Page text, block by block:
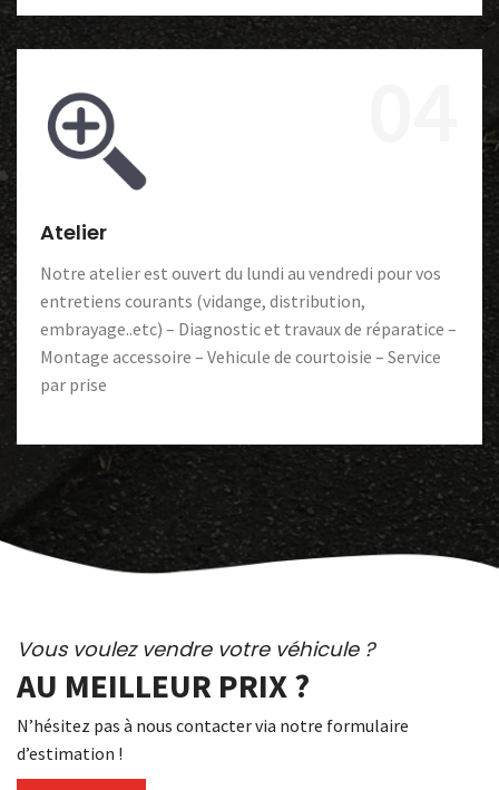
Atelier
Notre atelier est ouvert du lundi au vendredi pour vos
entretiens courants (vidange, distribution,
embrayage..etc) – Diagnostic et travaux de réparatice –
Montage accessoire – Vehicule de courtoisie – Service
par prise
Vous voulez vendre votre véhicule ?
AU MEILLEUR PRIX ?
N’hésitez pas à nous contacter via notre formulaire
d’estimation !